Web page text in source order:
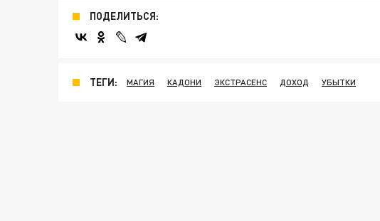
ПОДЕЛИТЬСЯ:
ТЕГИ: МАГИЯ КАДОНИ ЭКСТРАСЕНС ДОХОД УБЫТКИ